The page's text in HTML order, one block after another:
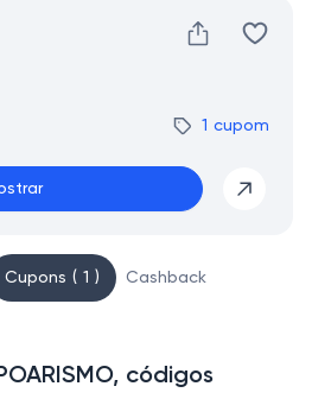
1 cupom
Cupons ( 1 ) Cashback
códigos